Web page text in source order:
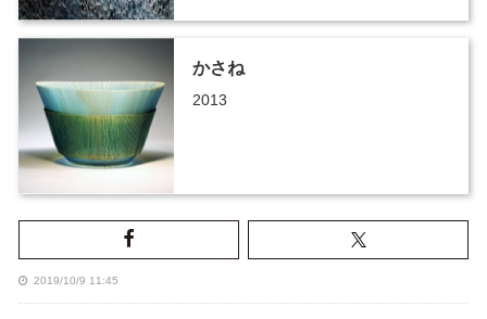
かさね
2013
2019/10/9 11:45